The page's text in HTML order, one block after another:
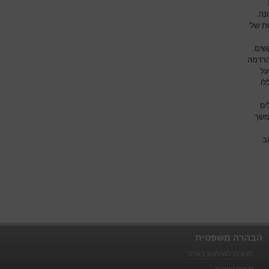
של
הבהרה משפטית